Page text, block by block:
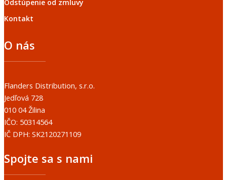
Odstúpenie od zmluvy
Kontakt
O nás
Flanders Distribution, s.r.o.
Jedľová 728
010 04 Žilina
IČO: 50314564
IČ DPH: SK2120271109
Spojte sa s nami